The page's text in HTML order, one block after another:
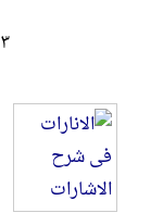
۳.